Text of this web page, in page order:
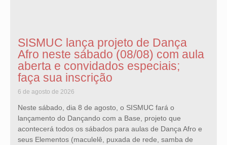
SISMUC lança projeto de Dança
Afro neste sábado (08/08) com aula
aberta e convidados especiais;
faça sua inscrição
6 de agosto de 2026
Neste sábado, dia 8 de agosto, o SISMUC fará o
lançamento do Dançando com a Base, projeto que
acontecerá todos os sábados para aulas de Dança Afro e
seus Elementos (maculelê, puxada de rede, samba de